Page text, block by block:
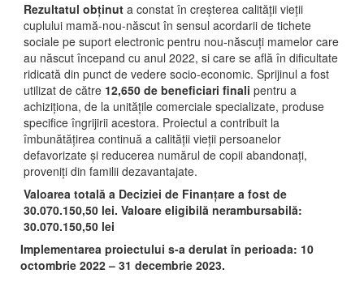
Rezultatul obținut a constat în creșterea calității vieții
cuplului mamă-nou-născut în sensul acordarii de tichete
sociale pe suport electronic pentru nou-născuți mamelor care
au născut începand cu anul 2022, si care se află în dificultate
ridicată din punct de vedere socio-economic. Sprijinul a fost
utilizat de către 12,650 de beneficiari finali pentru a
achiziționa, de la unitățile comerciale specializate, produse
specifice îngrijirii acestora. Proiectul a contribuit la
îmbunătățirea continuă a calității vieții persoanelor
defavorizate și reducerea numărul de copii abandonați,
proveniți din familii dezavantajate.
Valoarea totală a Deciziei de Finanțare a fost de
30.070.150,50 lei. Valoare eligibilă nerambursabilă:
30.070.150,50 lei
Implementarea proiectului s-a derulat în perioada: 10
octombrie 2022 – 31 decembrie 2023.